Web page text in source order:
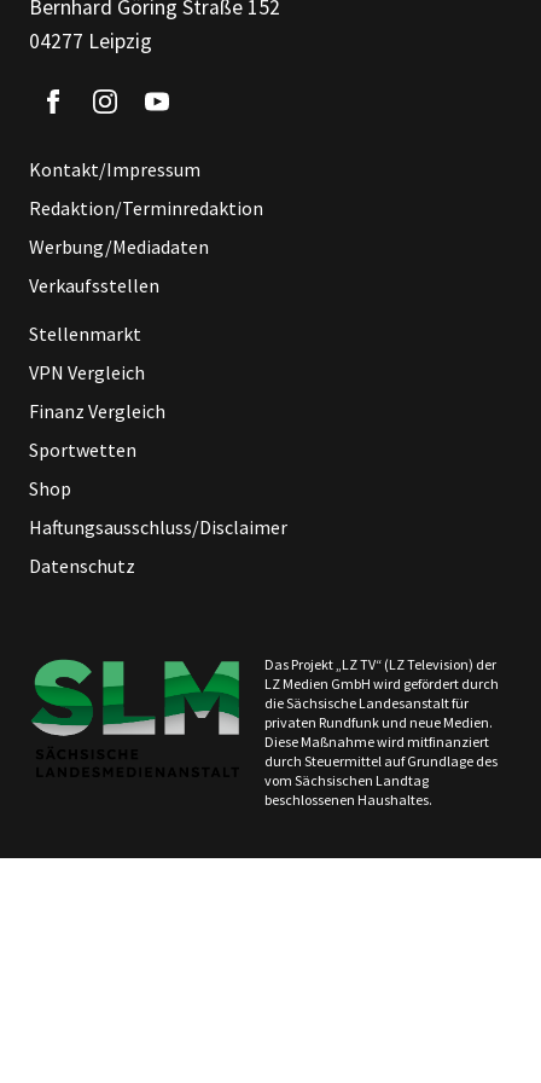
Bernhard Göring Straße 152
04277 Leipzig
Kontakt/Impressum
Redaktion/Terminredaktion
Werbung/Mediadaten
Verkaufsstellen
Stellenmarkt
VPN Vergleich
Finanz Vergleich
Sportwetten
Shop
Haftungsausschluss/Disclaimer
Datenschutz
Das Projekt „LZ TV“ (LZ Television) der
LZ Medien GmbH wird gefördert durch
die Sächsische Landesanstalt für
privaten Rundfunk und neue Medien.
Diese Maßnahme wird mitfinanziert
durch Steuermittel auf Grundlage des
vom Sächsischen Landtag
beschlossenen Haushaltes.